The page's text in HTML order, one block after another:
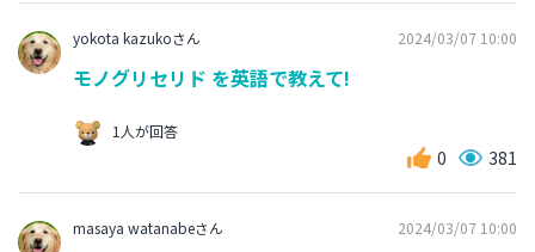
yokota kazukoさん 2024/03/07 10:00
モノグリセリド を英語で教えて!
1人が回答
0 381
masaya watanabeさん 2024/03/07 10:00